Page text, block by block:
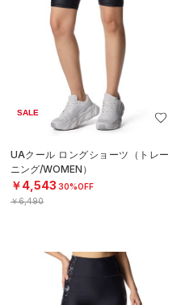
SALE
UAクール ロングショーツ（トレー
ニング/WOMEN）
￥4,543 30%OFF
￥6,490